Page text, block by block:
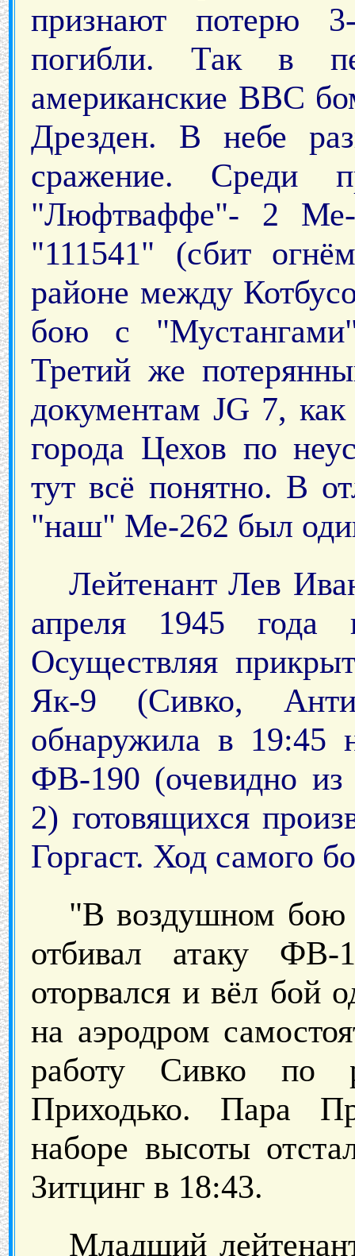
признают потерю
погибли. Так в
американские ВВС
Дрезден. В небе
сражение. Среди
"Люфтваффе"- 2 Ме-
"111541" (сбит
районе между
бою с
Третий же
документам JG 7,
города Цехов по
тут всё понятно. В
"наш" Ме-262 был
Лейтенант Лев
апреля 1945 года
Осуществляя
Як-9 (Сивко,
обнаружила в 19:45
ФВ-190 (очевидно из
2) готовящихся
Горгаст. Ход самого
"В воздушном бою
отбивал атаку
оторвался и вёл бой
на аэродром
работу Сивко по
Приходько. Пара
наборе высоты
Зитцинг в 18:43.
Младший